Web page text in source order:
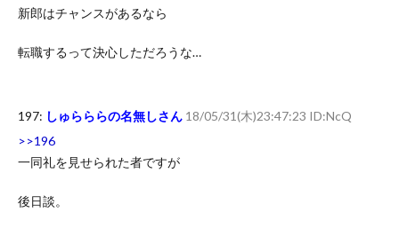
新郎はチャンスがあるなら
転職するって決心しただろうな…
197: しゅらららの名無しさん 18/05/31(木)23:47:23 ID:NcQ
>>196
一同礼を見せられた者ですが
後日談。